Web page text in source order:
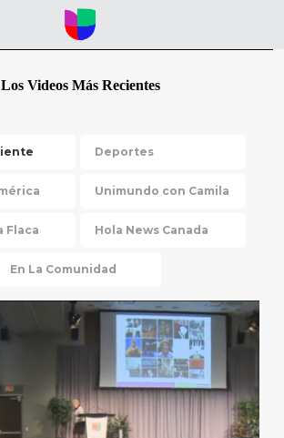
Los Videos Más Recientes
Deportes
Unimundo con Camila
Flaca Hola News Canada
En La Comunidad